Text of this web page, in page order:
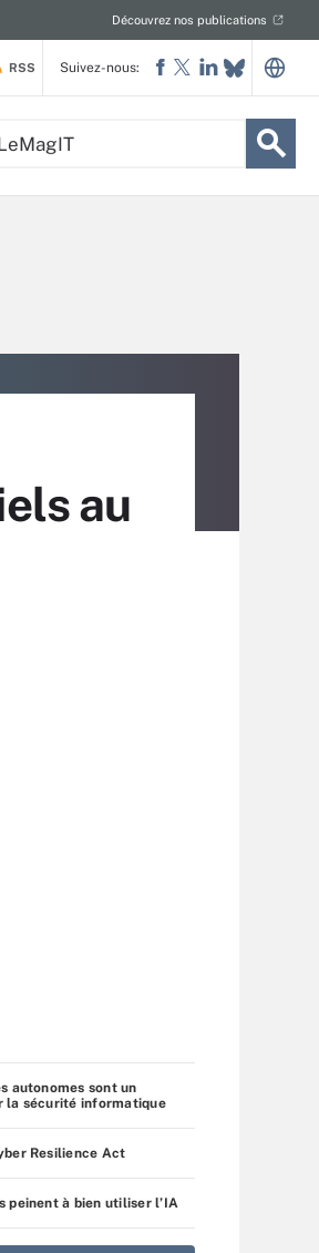
Découvrez nos publications
RSS Suivez-nous:
au
autonomes sont un
la sécurité informatique
Resilience Act
peinent à bien utiliser l’IA